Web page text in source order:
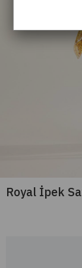
Royal İpek